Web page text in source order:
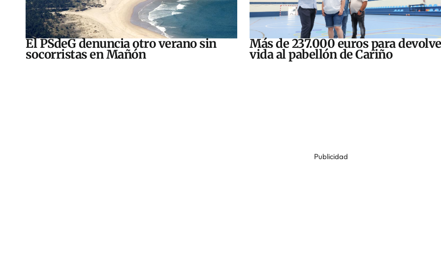
El PSdeG denuncia otro verano sin
socorristas en Mañón
Más de 237.000 euros para
vida al pabellón de Cariño
Publicidad